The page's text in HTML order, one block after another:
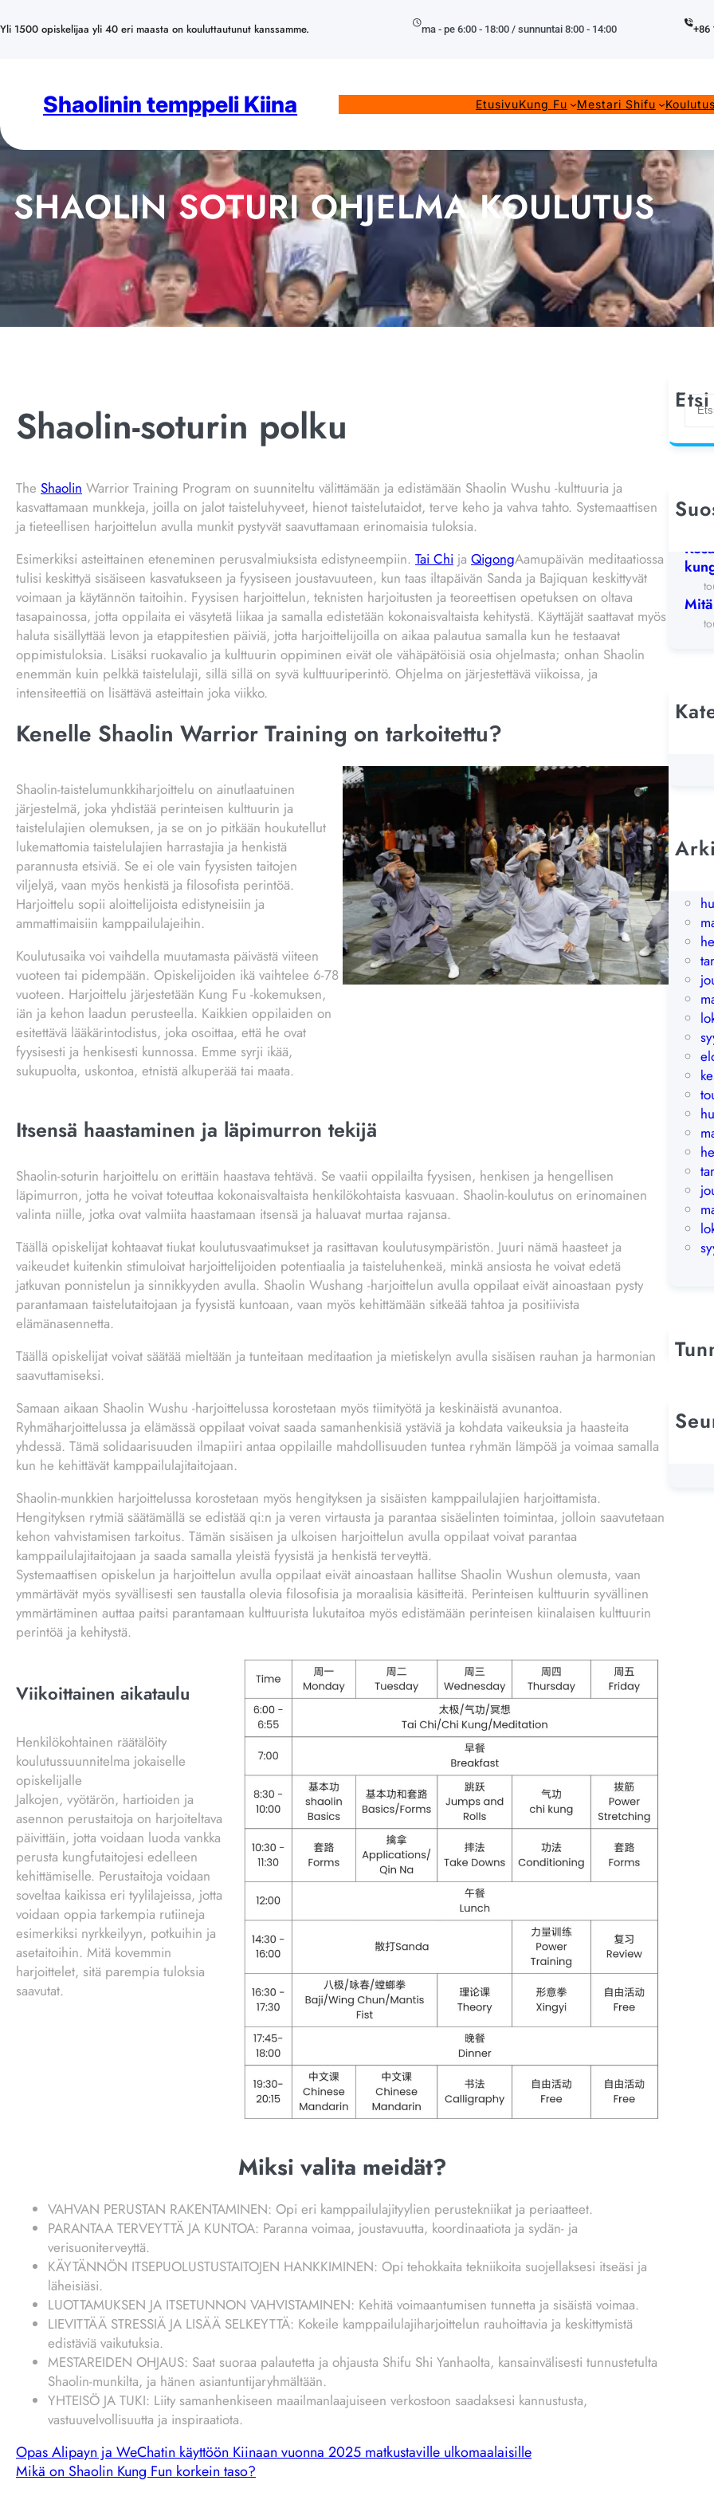
sisältöön
Yli 1500 opiskelijaa yli 40 eri maasta on kouluttautunut kanssamme. ma - pe 6:00 - 18:00 / sunnuntai 8:00 - 14:00 +86
Shaolinin temppeli Kiina EtusivuKung Fu Mestari Shifu Koulutus
SHAOLIN SOTURI OHJELMA KOULUTUS
Shaolin-soturin polku
The Shaolin Warrior Training Program on suunniteltu välittämään ja edistämään Shaolin Wushu -kulttuuria ja
kasvattamaan munkkeja, joilla on jalot taisteluhyveet, hienot taistelutaidot, terve keho ja vahva tahto. Systemaattisen
ja tieteellisen harjoittelun avulla munkit pystyvät saavuttamaan erinomaisia tuloksia.
Esimerkiksi asteittainen eteneminen perusvalmiuksista edistyneempiin. Tai Chi ja QigongAamupäivän meditaatiossa
tulisi keskittyä sisäiseen kasvatukseen ja fyysiseen joustavuuteen, kun taas iltapäivän Sanda ja Bajiquan keskittyvät
voimaan ja käytännön taitoihin. Fyysisen harjoittelun, teknisten harjoitusten ja teoreettisen opetuksen on oltava
tasapainossa, jotta oppilaita ei väsytetä liikaa ja samalla edistetään kokonaisvaltaista kehitystä. Käyttäjät saattavat myös
haluta sisällyttää levon ja etappitestien päiviä, jotta harjoittelijoilla on aikaa palautua samalla kun he testaavat
oppimistuloksia. Lisäksi ruokavalio ja kulttuurin oppiminen eivät ole vähäpätöisiä osia ohjelmasta; onhan Shaolin
enemmän kuin pelkkä taistelulaji, sillä sillä on syvä kulttuuriperintö. Ohjelma on järjestettävä viikoissa, ja
intensiteettiä on lisättävä asteittain joka viikko.
Kenelle Shaolin Warrior Training on tarkoitettu?
Shaolin-taistelumunkkiharjoittelu on ainutlaatuinen
järjestelmä, joka yhdistää perinteisen kulttuurin ja
taistelulajien olemuksen, ja se on jo pitkään houkutellut
lukemattomia taistelulajien harrastajia ja henkistä
parannusta etsiviä. Se ei ole vain fyysisten taitojen
viljelyä, vaan myös henkistä ja filosofista perintöä.
Harjoittelu sopii aloittelijoista edistyneisiin ja
ammattimaisiin kamppailulajeihin.
Koulutusaika voi vaihdella muutamasta päivästä viiteen
vuoteen tai pidempään. Opiskelijoiden ikä vaihtelee 6-78
vuoteen. Harjoittelu järjestetään Kung Fu -kokemuksen,
iän ja kehon laadun perusteella. Kaikkien oppilaiden on
esitettävä lääkärintodistus, joka osoittaa, että he ovat
fyysisesti ja henkisesti kunnossa. Emme syrji ikää,
sukupuolta, uskontoa, etnistä alkuperää tai maata.
Itsensä haastaminen ja läpimurron tekijä
Shaolin-soturin harjoittelu on erittäin haastava tehtävä. Se vaatii oppilailta fyysisen, henkisen ja hengellisen
läpimurron, jotta he voivat toteuttaa kokonaisvaltaista henkilökohtaista kasvuaan. Shaolin-koulutus on erinomainen
valinta niille, jotka ovat valmiita haastamaan itsensä ja haluavat murtaa rajansa.
Täällä opiskelijat kohtaavat tiukat koulutusvaatimukset ja rasittavan koulutusympäristön. Juuri nämä haasteet ja
vaikeudet kuitenkin stimuloivat harjoittelijoiden potentiaalia ja taisteluhenkeä, minkä ansiosta he voivat edetä
jatkuvan ponnistelun ja sinnikkyyden avulla. Shaolin Wushang -harjoittelun avulla oppilaat eivät ainoastaan pysty
parantamaan taistelutaitojaan ja fyysistä kuntoaan, vaan myös kehittämään sitkeää tahtoa ja positiivista
elämänasennetta.
Täällä opiskelijat voivat säätää mieltään ja tunteitaan meditaation ja mietiskelyn avulla sisäisen rauhan ja harmonian
saavuttamiseksi.
Samaan aikaan Shaolin Wushu -harjoittelussa korostetaan myös tiimityötä ja keskinäistä avunantoa.
Ryhmäharjoittelussa ja elämässä oppilaat voivat saada samanhenkisiä ystäviä ja kohdata vaikeuksia ja haasteita
yhdessä. Tämä solidaarisuuden ilmapiiri antaa oppilaille mahdollisuuden tuntea ryhmän lämpöä ja voimaa samalla
kun he kehittävät kamppailulajitaitojaan.
Shaolin-munkkien harjoittelussa korostetaan myös hengityksen ja sisäisten kamppailulajien harjoittamista.
Hengityksen rytmiä säätämällä se edistää qi:n ja veren virtausta ja parantaa sisäelinten toimintaa, jolloin saavutetaan
kehon vahvistamisen tarkoitus. Tämän sisäisen ja ulkoisen harjoittelun avulla oppilaat voivat parantaa
kamppailulajitaitojaan ja saada samalla yleistä fyysistä ja henkistä terveyttä.
Systemaattisen opiskelun ja harjoittelun avulla oppilaat eivät ainoastaan hallitse Shaolin Wushun olemusta, vaan
ymmärtävät myös syvällisesti sen taustalla olevia filosofisia ja moraalisia käsitteitä. Perinteisen kulttuurin syvällinen
ymmärtäminen auttaa paitsi parantamaan kulttuurista lukutaitoa myös edistämään perinteisen kiinalaisen kulttuurin
perintöä ja kehitystä.
Viikoittainen aikataulu
Henkilökohtainen räätälöity
koulutussuunnitelma jokaiselle
opiskelijalle
Jalkojen, vyötärön, hartioiden ja
asennon perustaitoja on harjoiteltava
päivittäin, jotta voidaan luoda vankka
perusta kungfutaitojesi edelleen
kehittämiselle. Perustaitoja voidaan
soveltaa kaikissa eri tyylilajeissa, jotta
voidaan oppia tarkempia rutiineja
esimerkiksi nyrkkeilyyn, potkuihin ja
asetaitoihin. Mitä kovemmin
harjoittelet, sitä parempia tuloksia
saavutat.
Miksi valita meidät?
VAHVAN PERUSTAN RAKENTAMINEN: Opi eri kamppailulajityylien perustekniikat ja periaatteet.
PARANTAA TERVEYTTÄ JA KUNTOA: Paranna voimaa, joustavuutta, koordinaatiota ja sydän- ja
verisuoniterveyttä.
KÄYTÄNNÖN ITSEPUOLUSTUSTAITOJEN HANKKIMINEN: Opi tehokkaita tekniikoita suojellaksesi itseäsi ja
läheisiäsi.
LUOTTAMUKSEN JA ITSETUNNON VAHVISTAMINEN: Kehitä voimaantumisen tunnetta ja sisäistä voimaa.
LIEVITTÄÄ STRESSIÄ JA LISÄÄ SELKEYTTÄ: Kokeile kamppailulajiharjoittelun rauhoittavia ja keskittymistä
edistäviä vaikutuksia.
MESTAREIDEN OHJAUS: Saat suoraa palautetta ja ohjausta Shifu Shi Yanhaolta, kansainvälisesti tunnustetulta
Shaolin-munkilta, ja hänen asiantuntijaryhmältään.
YHTEISÖ JA TUKI: Liity samanhenkiseen maailmanlaajuiseen verkostoon saadaksesi kannustusta,
vastuuvelvollisuutta ja inspiraatiota.
Opas Alipayn ja WeChatin käyttöön Kiinaan vuonna 2025 matkustaville ulkomaalaisille
Mikä on Shaolin Kung Fun korkein taso?
Etsi
E
s